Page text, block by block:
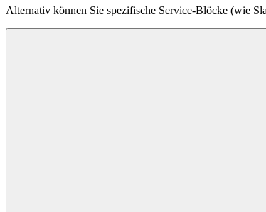
Alternativ können Sie spezifische Service-Blöcke (wie